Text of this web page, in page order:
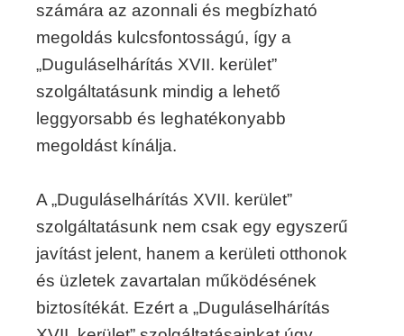
számára az azonnali és megbízható
megoldás kulcsfontosságú, így a
„Duguláselhárítás XVII. kerület”
szolgáltatásunk mindig a lehető
leggyorsabb és leghatékonyabb
megoldást kínálja.
A „Duguláselhárítás XVII. kerület”
szolgáltatásunk nem csak egy egyszerű
javítást jelent, hanem a kerületi otthonok
és üzletek zavartalan működésének
biztosítékát. Ezért a „Duguláselhárítás